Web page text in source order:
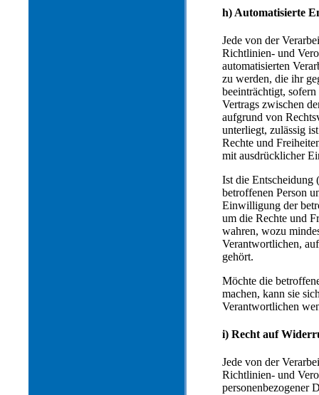
h) Automatisierte
Jede von der
Richtlinien- und
automatisierten
zu werden, die ihr
beeinträchtigt,
Vertrags zwischen
aufgrund von
unterliegt, zulässig
Rechte und
mit ausdrücklicher
Ist die Entscheidung
betroffenen Person
Einwilligung der
um die Rechte und
wahren, wozu
Verantwortlichen,
gehört.
Möchte die
machen, kann sie
Verantwortlichen
i) Recht auf
Jede von der
Richtlinien- und
personenbezogener